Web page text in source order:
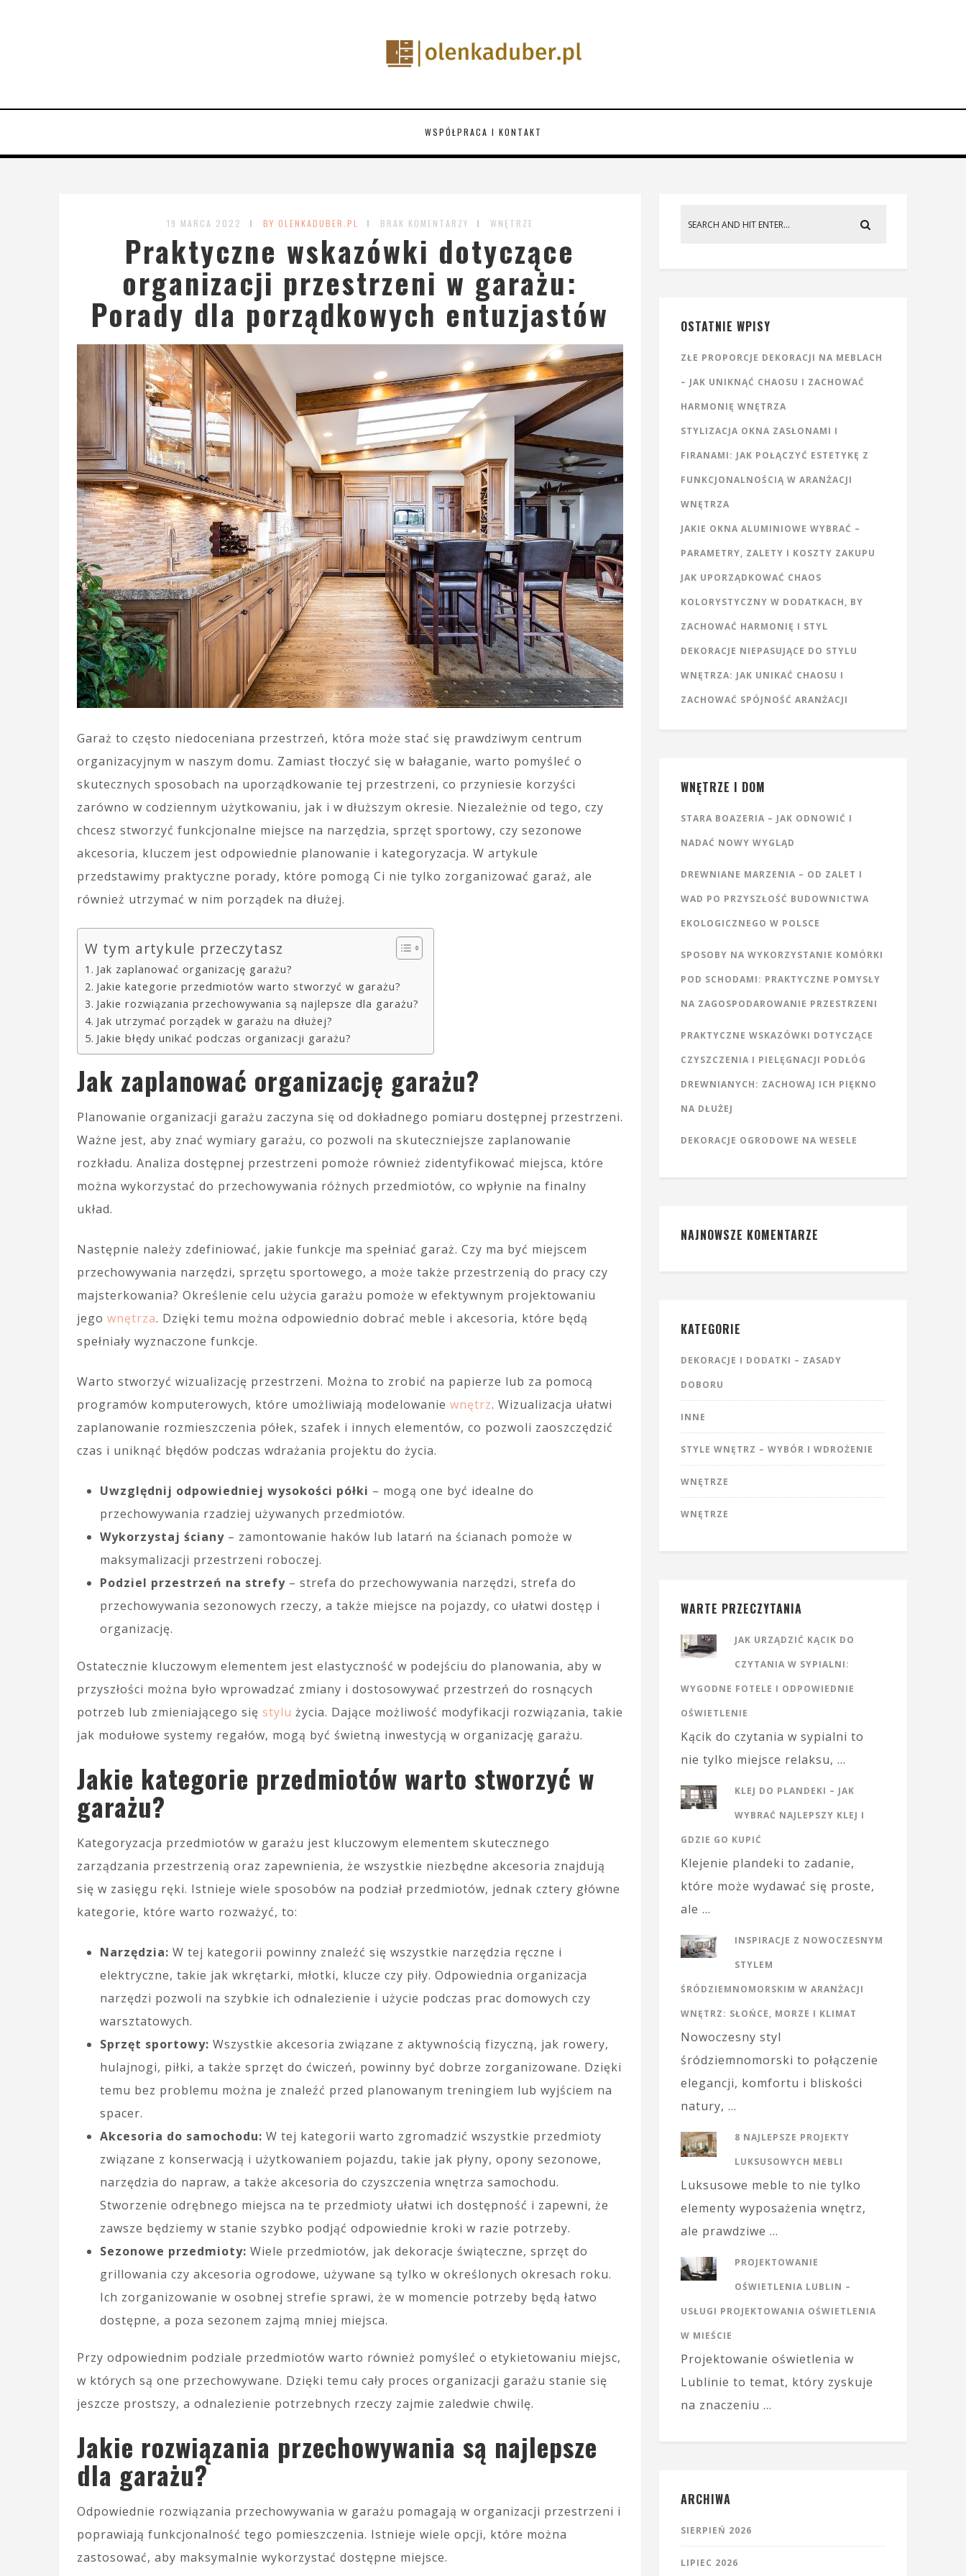
WSPÓŁPRACA I KONTAKT
19 MARCA 2022 BY OLENKADUBER.PL BRAK KOMENTARZY WNĘTRZE
Praktyczne wskazówki dotyczące
organizacji przestrzeni w garażu:
Porady dla porządkowych entuzjastów
Garaż to często niedoceniana przestrzeń, która może stać się prawdziwym centrum
organizacyjnym w naszym domu. Zamiast tłoczyć się w bałaganie, warto pomyśleć o
skutecznych sposobach na uporządkowanie tej przestrzeni, co przyniesie korzyści
zarówno w codziennym użytkowaniu, jak i w dłuższym okresie. Niezależnie od tego, czy
chcesz stworzyć funkcjonalne miejsce na narzędzia, sprzęt sportowy, czy sezonowe
akcesoria, kluczem jest odpowiednie planowanie i kategoryzacja. W artykule
przedstawimy praktyczne porady, które pomogą Ci nie tylko zorganizować garaż, ale
również utrzymać w nim porządek na dłużej.
W tym artykule przeczytasz
Jak zaplanować organizację garażu?
Jakie kategorie przedmiotów warto stworzyć w garażu?
Jakie rozwiązania przechowywania są najlepsze dla garażu?
Jak utrzymać porządek w garażu na dłużej?
Jakie błędy unikać podczas organizacji garażu?
Jak zaplanować organizację garażu?
Planowanie organizacji garażu zaczyna się od dokładnego pomiaru dostępnej przestrzeni.
Ważne jest, aby znać wymiary garażu, co pozwoli na skuteczniejsze zaplanowanie
rozkładu. Analiza dostępnej przestrzeni pomoże również zidentyfikować miejsca, które
można wykorzystać do przechowywania różnych przedmiotów, co wpłynie na finalny
układ.
Następnie należy zdefiniować, jakie funkcje ma spełniać garaż. Czy ma być miejscem
przechowywania narzędzi, sprzętu sportowego, a może także przestrzenią do pracy czy
majsterkowania? Określenie celu użycia garażu pomoże w efektywnym projektowaniu
jego wnętrza. Dzięki temu można odpowiednio dobrać meble i akcesoria, które będą
spełniały wyznaczone funkcje.
Warto stworzyć wizualizację przestrzeni. Można to zrobić na papierze lub za pomocą
programów komputerowych, które umożliwiają modelowanie wnętrz. Wizualizacja ułatwi
zaplanowanie rozmieszczenia półek, szafek i innych elementów, co pozwoli zaoszczędzić
czas i uniknąć błędów podczas wdrażania projektu do życia.
Uwzględnij odpowiedniej wysokości półki – mogą one być idealne do
przechowywania rzadziej używanych przedmiotów.
Wykorzystaj ściany – zamontowanie haków lub latarń na ścianach pomoże w
maksymalizacji przestrzeni roboczej.
Podziel przestrzeń na strefy – strefa do przechowywania narzędzi, strefa do
przechowywania sezonowych rzeczy, a także miejsce na pojazdy, co ułatwi dostęp i
organizację.
Ostatecznie kluczowym elementem jest elastyczność w podejściu do planowania, aby w
przyszłości można było wprowadzać zmiany i dostosowywać przestrzeń do rosnących
potrzeb lub zmieniającego się stylu życia. Dające możliwość modyfikacji rozwiązania, takie
jak modułowe systemy regałów, mogą być świetną inwestycją w organizację garażu.
Jakie kategorie przedmiotów warto stworzyć w
garażu?
Kategoryzacja przedmiotów w garażu jest kluczowym elementem skutecznego
zarządzania przestrzenią oraz zapewnienia, że wszystkie niezbędne akcesoria znajdują
się w zasięgu ręki. Istnieje wiele sposobów na podział przedmiotów, jednak cztery główne
kategorie, które warto rozważyć, to:
Narzędzia: W tej kategorii powinny znaleźć się wszystkie narzędzia ręczne i
elektryczne, takie jak wkrętarki, młotki, klucze czy piły. Odpowiednia organizacja
narzędzi pozwoli na szybkie ich odnalezienie i użycie podczas prac domowych czy
warsztatowych.
Sprzęt sportowy: Wszystkie akcesoria związane z aktywnością fizyczną, jak rowery,
hulajnogi, piłki, a także sprzęt do ćwiczeń, powinny być dobrze zorganizowane. Dzięki
temu bez problemu można je znaleźć przed planowanym treningiem lub wyjściem na
spacer.
Akcesoria do samochodu: W tej kategorii warto zgromadzić wszystkie przedmioty
związane z konserwacją i użytkowaniem pojazdu, takie jak płyny, opony sezonowe,
narzędzia do napraw, a także akcesoria do czyszczenia wnętrza samochodu.
Stworzenie odrębnego miejsca na te przedmioty ułatwi ich dostępność i zapewni, że
zawsze będziemy w stanie szybko podjąć odpowiednie kroki w razie potrzeby.
Sezonowe przedmioty: Wiele przedmiotów, jak dekoracje świąteczne, sprzęt do
grillowania czy akcesoria ogrodowe, używane są tylko w określonych okresach roku.
Ich zorganizowanie w osobnej strefie sprawi, że w momencie potrzeby będą łatwo
dostępne, a poza sezonem zajmą mniej miejsca.
Przy odpowiednim podziale przedmiotów warto również pomyśleć o etykietowaniu miejsc,
w których są one przechowywane. Dzięki temu cały proces organizacji garażu stanie się
jeszcze prostszy, a odnalezienie potrzebnych rzeczy zajmie zaledwie chwilę.
Jakie rozwiązania przechowywania są najlepsze
dla garażu?
Odpowiednie rozwiązania przechowywania w garażu pomagają w organizacji przestrzeni i
poprawiają funkcjonalność tego pomieszczenia. Istnieje wiele opcji, które można
zastosować, aby maksymalnie wykorzystać dostępne miejsce.
OSTATNIE WPISY
ZŁE PROPORCJE DEKORACJI NA MEBLACH
– JAK UNIKNĄĆ CHAOSU I ZACHOWAĆ
HARMONIĘ WNĘTRZA
STYLIZACJA OKNA ZASŁONAMI I
FIRANAMI: JAK POŁĄCZYĆ ESTETYKĘ Z
FUNKCJONALNOŚCIĄ W ARANŻACJI
WNĘTRZA
JAKIE OKNA ALUMINIOWE WYBRAĆ –
PARAMETRY, ZALETY I KOSZTY ZAKUPU
JAK UPORZĄDKOWAĆ CHAOS
KOLORYSTYCZNY W DODATKACH, BY
ZACHOWAĆ HARMONIĘ I STYL
DEKORACJE NIEPASUJĄCE DO STYLU
WNĘTRZA: JAK UNIKAĆ CHAOSU I
ZACHOWAĆ SPÓJNOŚĆ ARANŻACJI
WNĘTRZE I DOM
STARA BOAZERIA – JAK ODNOWIĆ I
NADAĆ NOWY WYGLĄD
DREWNIANE MARZENIA – OD ZALET I
WAD PO PRZYSZŁOŚĆ BUDOWNICTWA
EKOLOGICZNEGO W POLSCE
SPOSOBY NA WYKORZYSTANIE KOMÓRKI
POD SCHODAMI: PRAKTYCZNE POMYSŁY
NA ZAGOSPODAROWANIE PRZESTRZENI
PRAKTYCZNE WSKAZÓWKI DOTYCZĄCE
CZYSZCZENIA I PIELĘGNACJI PODŁÓG
DREWNIANYCH: ZACHOWAJ ICH PIĘKNO
NA DŁUŻEJ
DEKORACJE OGRODOWE NA WESELE
NAJNOWSZE KOMENTARZE
KATEGORIE
DEKORACJE I DODATKI – ZASADY
DOBORU
INNE
STYLE WNĘTRZ – WYBÓR I WDROŻENIE
WNĘTRZE
WNĘTRZE
WARTE PRZECZYTANIA
JAK URZĄDZIĆ KĄCIK DO
CZYTANIA W SYPIALNI:
WYGODNE FOTELE I ODPOWIEDNIE
OŚWIETLENIE
Kącik do czytania w sypialni to
nie tylko miejsce relaksu, …
KLEJ DO PLANDEKI – JAK
WYBRAĆ NAJLEPSZY KLEJ I
GDZIE GO KUPIĆ
Klejenie plandeki to zadanie,
które może wydawać się proste,
ale …
INSPIRACJE Z NOWOCZESNYM
STYLEM
ŚRÓDZIEMNOMORSKIM W ARANŻACJI
WNĘTRZ: SŁOŃCE, MORZE I KLIMAT
Nowoczesny styl
śródziemnomorski to połączenie
elegancji, komfortu i bliskości
natury, …
8 NAJLEPSZE PROJEKTY
LUKSUSOWYCH MEBLI
Luksusowe meble to nie tylko
elementy wyposażenia wnętrz,
ale prawdziwe …
PROJEKTOWANIE
OŚWIETLENIA LUBLIN –
USŁUGI PROJEKTOWANIA OŚWIETLENIA
W MIEŚCIE
Projektowanie oświetlenia w
Lublinie to temat, który zyskuje
na znaczeniu …
ARCHIWA
SIERPIEŃ 2026
LIPIEC 2026